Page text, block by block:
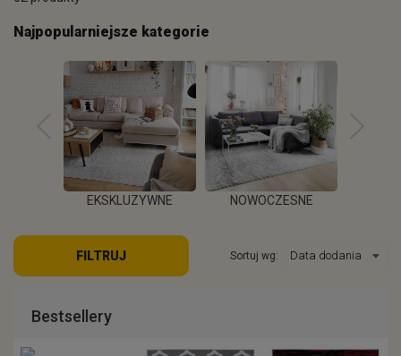
Najpopularniejsze kategorie
WIĘCEJ
EKSKLUZYWNE NOWOCZESNE
FILTRUJ Sortuj wg:
Bestsellery